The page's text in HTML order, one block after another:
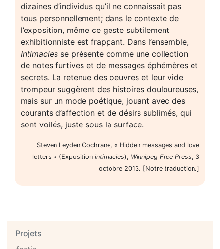
dizaines d’individus qu’il ne connaissait pas
tous personnellement; dans le contexte de
l’exposition, même ce geste subtilement
exhibitionniste est frappant. Dans l’ensemble,
Intimacies se présente comme une collection
de notes furtives et de messages éphémères et
secrets. La retenue des oeuvres et leur vide
trompeur suggèrent des histoires douloureuses,
mais sur un mode poétique, jouant avec des
courants d’affection et de désirs sublimés, qui
sont voilés, juste sous la surface.
Steven Leyden Cochrane, « Hidden messages and love
letters » (Exposition intimacies), Winnipeg Free Press, 3
octobre 2013. [Notre traduction.]
Projets